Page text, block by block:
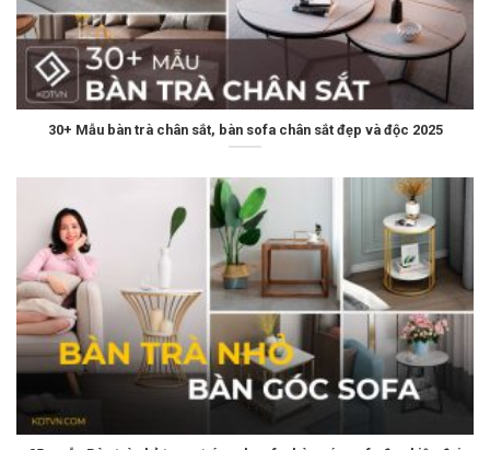
30+ Mẫu bàn trà chân sắt, bàn sofa chân sắt đẹp và độc 2025